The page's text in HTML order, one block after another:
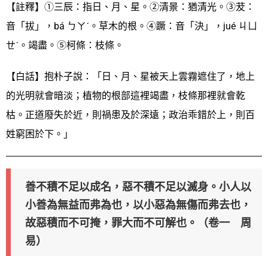
【註釋】①三辰：指日、月、星。②清景：猶清光。③茇：
音「拔」，bá ㄅㄚˊ。草木的根。④蹶：音「決」，jué ㄐㄩ
ㄝˊ。竭盡。⑤柯條：枝條。
【白話】抱朴子說：「日、月、星被天上雲霧遮住了，地上
的光明就會暗淡；植物的根部這裡竭盡，枝條那裡就會乾
枯。正道廢失於近，則禍患及於深遠；政治乖錯於上，則百
姓窮困於下。」
善不積不足以成名，惡不積不足以滅身。小人以
小善為無益而弗為也，以小惡為無傷而弗去也，
故惡積而不可掩，罪大而不可解也。（卷一 周
易）